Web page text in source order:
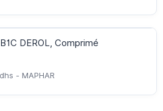
DEROL, Comprimé
- MAPHAR